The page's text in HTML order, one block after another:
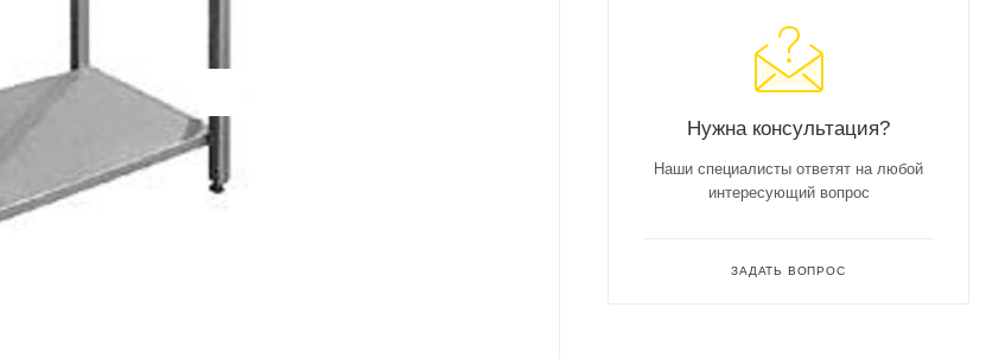
Нужна консультация?
Наши специалисты ответят на любой
интересующий вопрос
ЗАДАТЬ ВОПРОС